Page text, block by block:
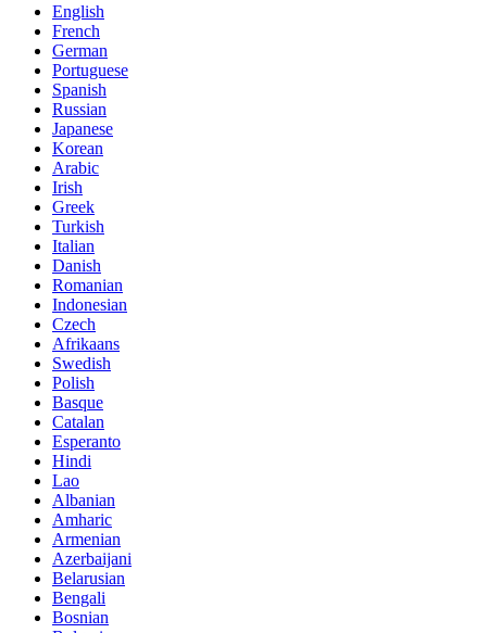
English
French
German
Portuguese
Spanish
Russian
Japanese
Korean
Arabic
Irish
Greek
Turkish
Italian
Danish
Romanian
Indonesian
Czech
Afrikaans
Swedish
Polish
Basque
Catalan
Esperanto
Hindi
Lao
Albanian
Amharic
Armenian
Azerbaijani
Belarusian
Bengali
Bosnian